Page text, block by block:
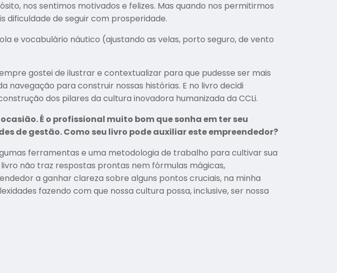
nos sentimos motivados e felizes. Mas quando nos permitirmos
dificuldade de seguir com prosperidade.
e vocabulário náutico (ajustando as velas, porto seguro, de vento
gostei de ilustrar e contextualizar para que pudesse ser mais
navegação para construir nossas histórias. E no livro decidi
dos pilares da cultura inovadora humanizada da CCLi.
É o profissional muito bom que sonha em ter seu
de gestão. Como seu livro pode auxiliar este empreendedor?
ferramentas e uma metodologia de trabalho para cultivar sua
não traz respostas prontas nem fórmulas mágicas,
a ganhar clareza sobre alguns pontos cruciais, na minha
fazendo com que nossa cultura possa, inclusive, ser nossa